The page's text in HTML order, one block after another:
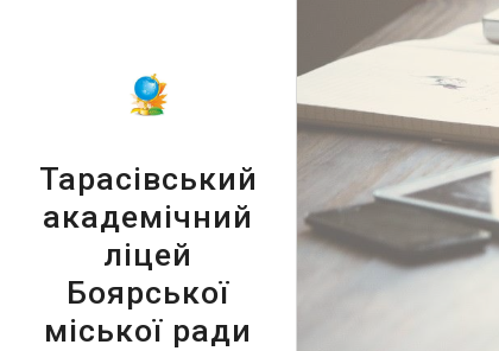
Тарасівський
академічний
ліцей
Боярської
міської ради